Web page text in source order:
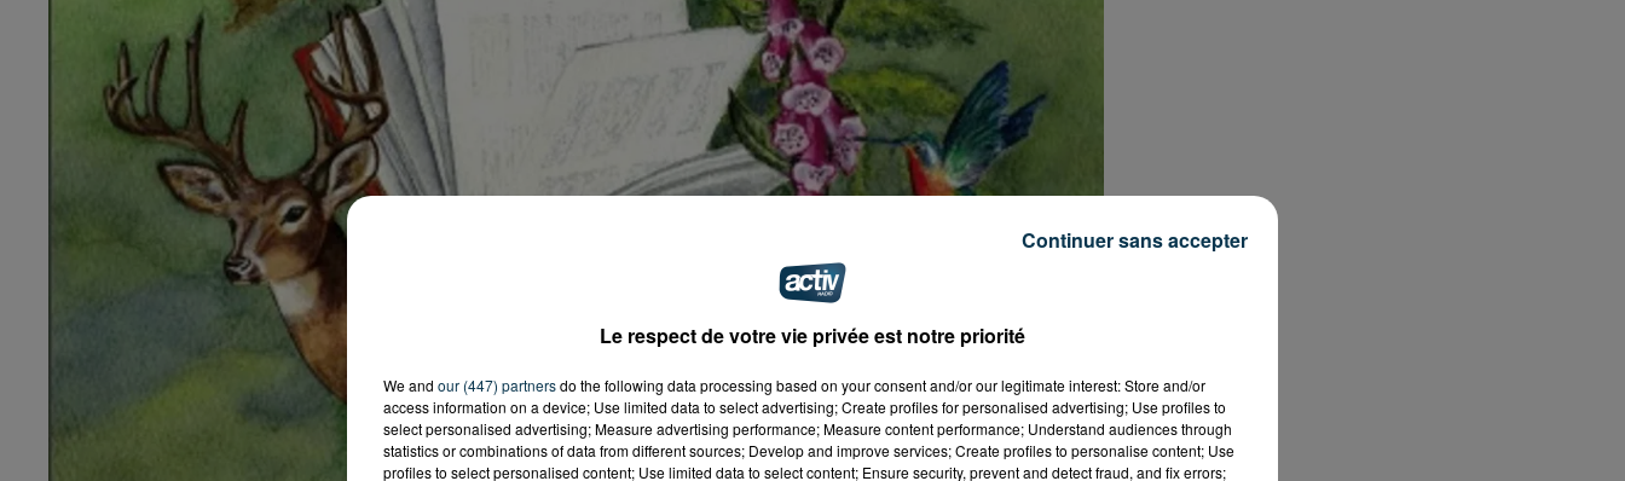
Le respect de votre vie privée est notre priorité
We and our (447) partnersdo the following data processing based on your consent and/or our legitimate interest: Store and/or
access information on a device; Use limited data to select advertising; Create profiles for personalised advertising; Use profiles to
select personalised advertising; Measure advertising performance; Measure content performance; Understand audiences through
statistics or combinations of data from different sources; Develop and improve services; Create profiles to personalise content; Use
profiles to select personalised content; Use limited data to select content; Ensure security, prevent and detect fraud, and fix errors;
Continuer sans accepter